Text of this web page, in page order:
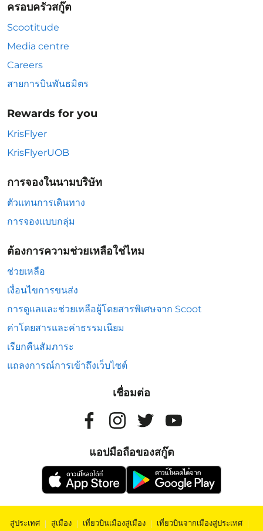
ครอบครัวสกู๊ต
Scootitude
Media centre
Careers
สายการบินพันธมิตร
Rewards for you
KrisFlyer
KrisFlyerUOB
การจองในนามบริษัท
ตัวแทนการเดินทาง
การจองแบบกลุ่ม
ต้องการความช่วยเหลือใช่ไหม
ช่วยเหลือ
เงื่อนไขการขนส่ง
การดูแลและช่วยเหลือผู้โดยสารพิเศษจาก Scoot
ค่าโดยสารและค่าธรรมเนียม
เรียกคืนสัมภาระ
แถลงการณ์การเข้าถึงเว็บไซต์
เชื่อมต่อ
แอปมือถือของสกู๊ต
สู่ประเทศ | สู่เมือง | เที่ยวบินเมืองสู่เมือง | เที่ยวบินจากเมืองสู่ประเทศ |